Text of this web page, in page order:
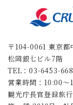
〒104-0061 東京
松岡銀七ビル7階
TEL：03-6453-
営業時間：10:00
観光庁長官登録旅行